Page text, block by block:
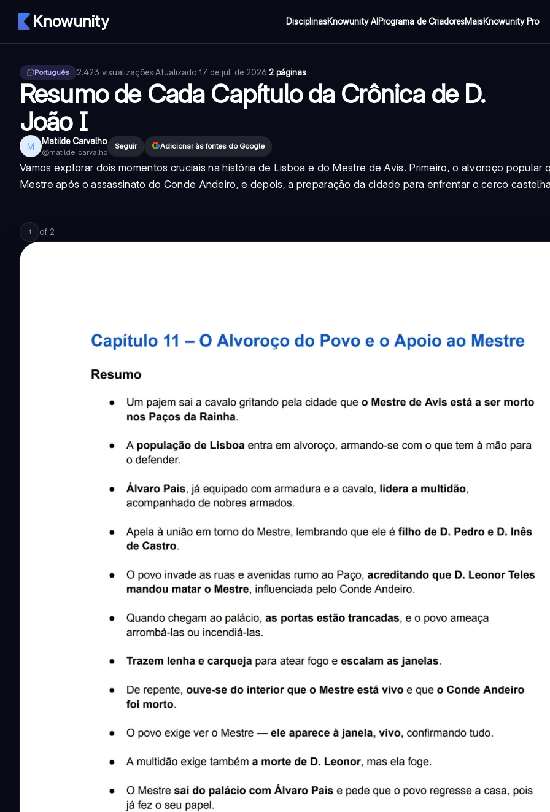
Knowunity DisciplinasKnowunity AIPrograma de CriadoresMaisKnowunity Pro
Português 2.423 visualizações·Atualizado 17 de jul. de 2026·2 páginas
Resumo de Cada Capítulo da Crônica de D.
João I
M Matilde Carvalho
@matilde_carvalho
Seguir Adicionar às fontes do Google
Vamos explorar dois momentos cruciais na história de Lisboa e do Mestre de Avis. Primeiro, o alvoroço popular
Mestre após o assassinato do Conde Andeiro, e depois, a preparação da cidade para enfrentar o cerco
1 of 2